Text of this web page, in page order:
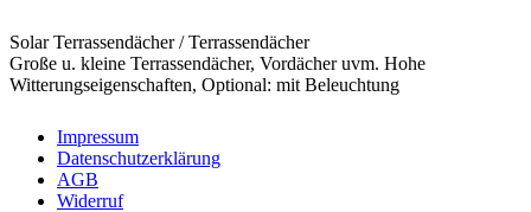
Solar Terrassendächer / Terrassendächer
Große u. kleine Terrassendächer, Vordächer uvm. Hohe
Witterungseigenschaften, Optional: mit Beleuchtung
Impressum
Datenschutzerklärung
AGB
Widerruf